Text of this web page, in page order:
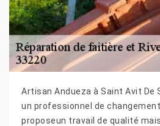
Artisan Andueza à Saint Avit De
un professionnel de
proposeun travail de qualité